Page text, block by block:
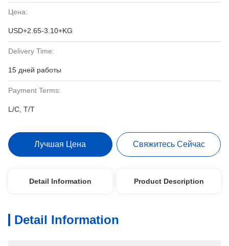
Цена:
USD+2.65-3.10+KG
Delivery Time:
15 дней работы
Payment Terms:
L/C, T/T
Лучшая Цена Свяжитесь Сейчас
Detail Information Product Description
Detail Information